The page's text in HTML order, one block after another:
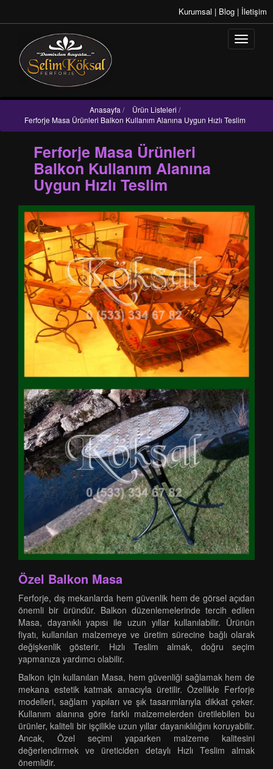
Kurumsal | Blog | İletişim
Anasayfa / Ürün Listeleri /
Ferforje Masa Ürünleri Balkon Kullanım Alanına Uygun Hızlı Teslim
Ferforje Masa Ürünleri
Balkon Kullanım Alanına
Uygun Hızlı Teslim
Özel Balkon Masa
Ferforje, dış mekanlarda hem güvenlik hem de görsel açıdan
önemli bir üründür. Balkon düzenlemelerinde tercih edilen
Masa, dayanıklı yapısı ile uzun yıllar kullanılabilir. Ürünün
fiyatı, kullanılan malzemeye ve üretim sürecine bağlı olarak
değişkenlik gösterir. Hızlı Teslim almak, doğru seçim
yapmanıza yardımcı olabilir.
Balkon için kullanılan Masa, hem güvenliği sağlamak hem de
mekana estetik katmak amacıyla üretilir. Özellikle Ferforje
modelleri, sağlam yapıları ve şık tasarımlarıyla dikkat çeker.
Kullanım alanına göre farklı malzemelerden üretilebilen bu
ürünler, kaliteli bir işçilikle uzun yıllar dayanıklılığını koruyabilir.
Ancak, Özel seçimi yaparken malzeme kalitesini
değerlendirmek ve üreticiden detaylı Hızlı Teslim almak
önemlidir.